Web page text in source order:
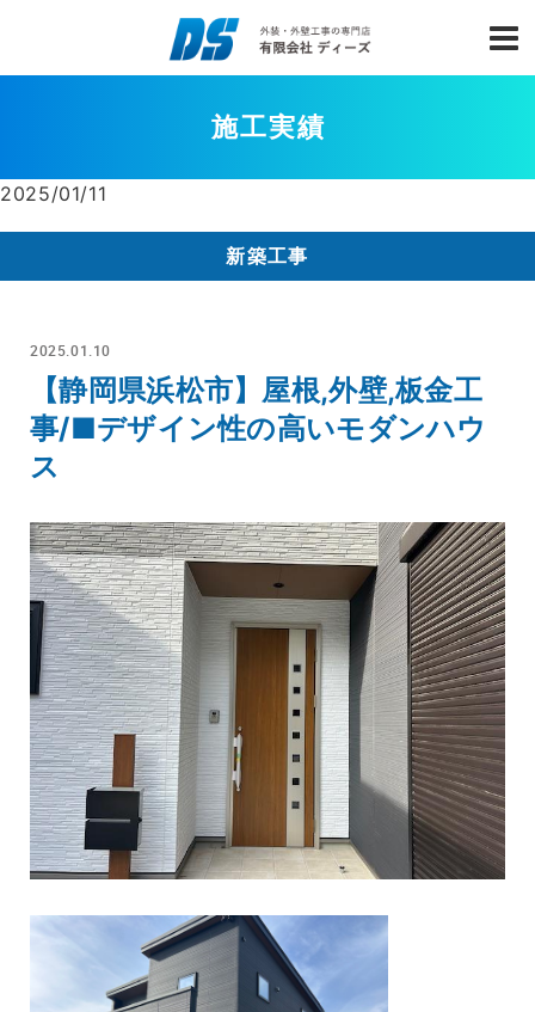
施工実績
2025/01/11
新築工事
2025.01.10
【静岡県浜松市】屋根,外壁,板金工
事/■デザイン性の高いモダンハウ
ス